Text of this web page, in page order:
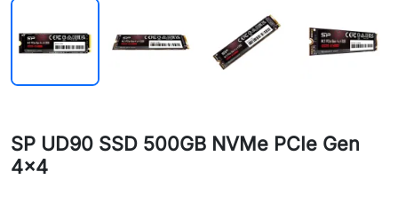
SP UD90 SSD 500GB NVMe PCIe Gen
4x4